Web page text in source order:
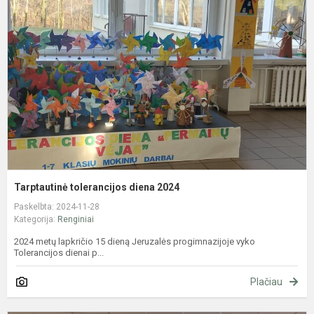
Tarptautinė tolerancijos diena 2024
Paskelbta: 2024-11-28
Kategorija: Renginiai
2024 metų lapkričio 15 dieną Jeruzalės progimnazijoje vyko
Tolerancijos dienai p...
Plačiau